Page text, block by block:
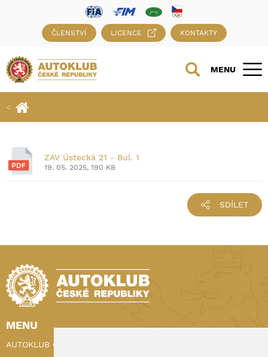
ČLENSTVÍ LICENCE KONTAKTY
MENU
ZAV Ústecká 21 - Bul. 1
19. 05. 2025, 190 KB
SDÍLET
MENU
AUTOKLUB ČR